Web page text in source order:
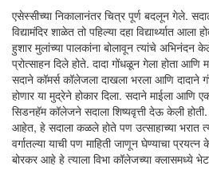
एसेस्सीच्या निकालानंतर चित्र पूर्ण बदलून गेले.
विद्यामंदिर शाळेत तो पहिल्या दहा विद्यार्थ्यात
हुशार मुलांच्या पालकांना बोलावून त्यांचे अभिनंदन
प्रोत्साहन दिले होते. दादा गोंधळून गेला होता
सदाने कॉमर्स कॉलेजला दाखला भरला आणि
होणार या मुद्रेने होकार दिला. सदाने माईला आणि
सिडनहॅम कॉलेजने सदाला शिष्यवृत्ती देऊ केली
आहेत, हे सदाला कळले होते पण उत्साहाच्या भरात
वर्गातल्या याची पण माहिती जाणून घेण्याचा
बोरकर आहे हे त्याला विभा कॉलेजच्या क्लासमध्ये